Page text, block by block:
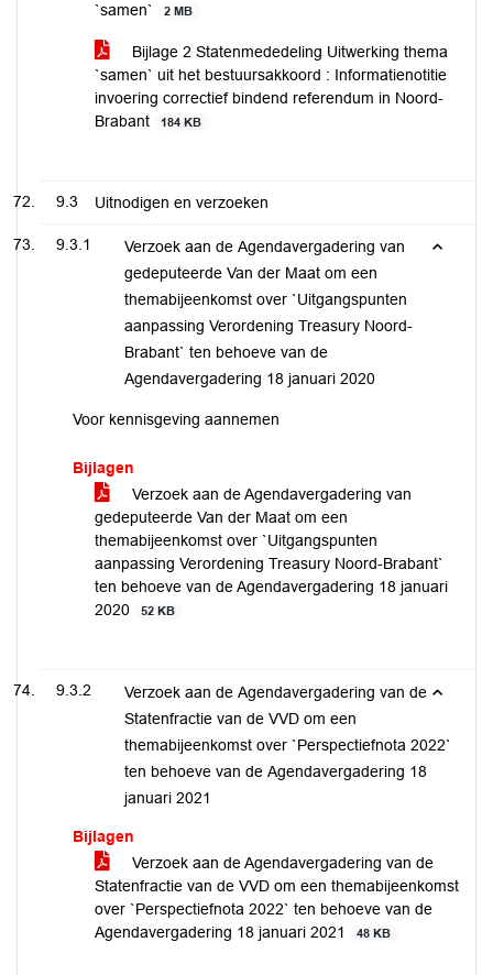
`samen`
2 MB
Bijlage 2 Statenmededeling Uitwerking thema
`samen` uit het bestuursakkoord : Informatienotitie
invoering correctief bindend referendum in Noord-
Brabant
184 KB
9.3 Uitnodigen en verzoeken
9.3.1
Verzoek aan de Agendavergadering van
gedeputeerde Van der Maat om een
themabijeenkomst over `Uitgangspunten
aanpassing Verordening Treasury Noord-
Brabant` ten behoeve van de
Agendavergadering 18 januari 2020
Voor kennisgeving aannemen
Bijlagen
Verzoek aan de Agendavergadering van
gedeputeerde Van der Maat om een
themabijeenkomst over `Uitgangspunten
aanpassing Verordening Treasury Noord-Brabant`
ten behoeve van de Agendavergadering 18 januari
2020
52 KB
9.3.2
Verzoek aan de Agendavergadering van de
Statenfractie van de VVD om een
themabijeenkomst over `Perspectiefnota 2022`
ten behoeve van de Agendavergadering 18
januari 2021
Bijlagen
Verzoek aan de Agendavergadering van de
Statenfractie van de VVD om een themabijeenkomst
over `Perspectiefnota 2022` ten behoeve van de
Agendavergadering 18 januari 2021
48 KB